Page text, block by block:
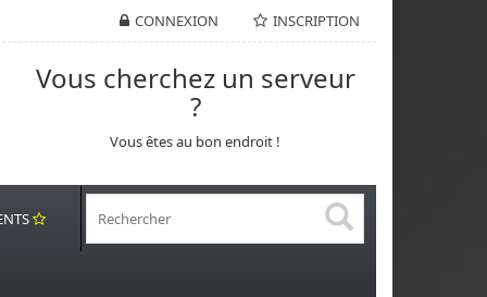
CONNEXION INSCRIPTION
Vous cherchez un serveur
?
Vous êtes au bon endroit !